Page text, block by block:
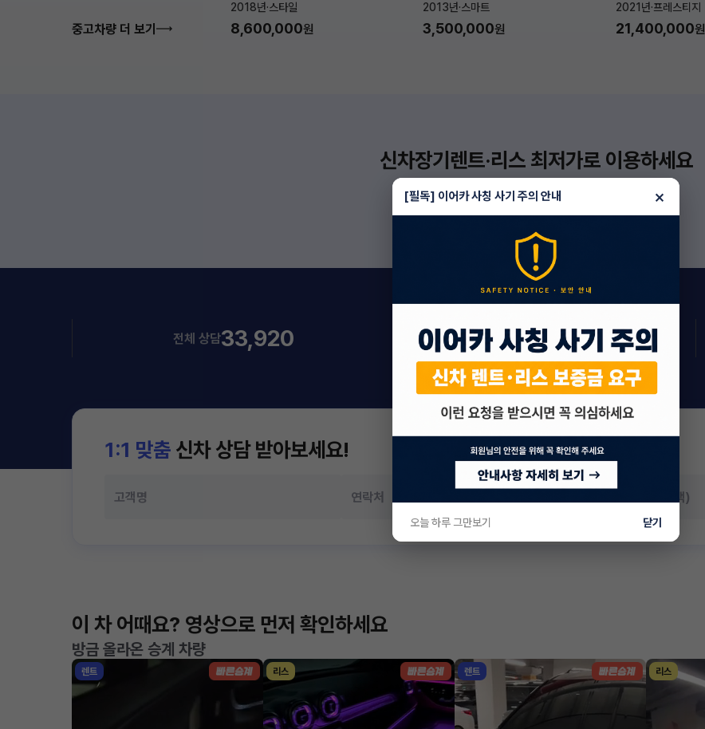
중고차량 더 보기
2018년·스타일
8,600,000원
2013년·스마트
3,500,000원
2021년·프레스티지
21,400,000원
신차장기렌트·리스 최저가로 이용하세요
전체 상담33,920 상담 진행 중 159
1:1 맞춤 신차 상담 받아보세요!
이 차 어때요? 영상으로 먼저 확인하세요
방금 올라온 승계 차량
렌트 리스 렌트 리스
[필독] 이어카 사칭 사기 주의 안내 ×
오늘 하루 그만보기 닫기